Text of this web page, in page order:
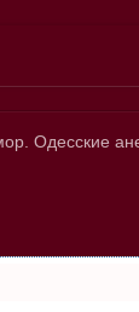
Одесские